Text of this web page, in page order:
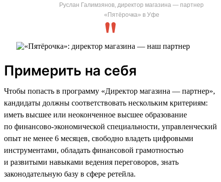
Руслан Галимзянов, директор магазина — партнер
«Пятёрочка» в Уфе
Примерить на себя
Чтобы попасть в программу «Директор магазина — партнер»,
кандидаты должны соответствовать нескольким критериям:
иметь высшее или неоконченное высшее образование
по финансово-экономической специальности, управленческий
опыт не менее 6 месяцев, свободно владеть цифровыми
инструментами, обладать финансовой грамотностью
и развитыми навыками ведения переговоров, знать
законодательную базу в сфере ретейла.